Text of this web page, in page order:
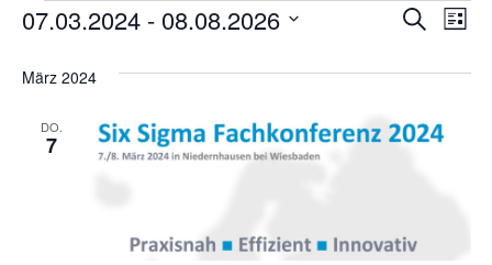
Suche
Suche
Liste
07.03.2024 - 08.08.2026
März 2024
DO.
7